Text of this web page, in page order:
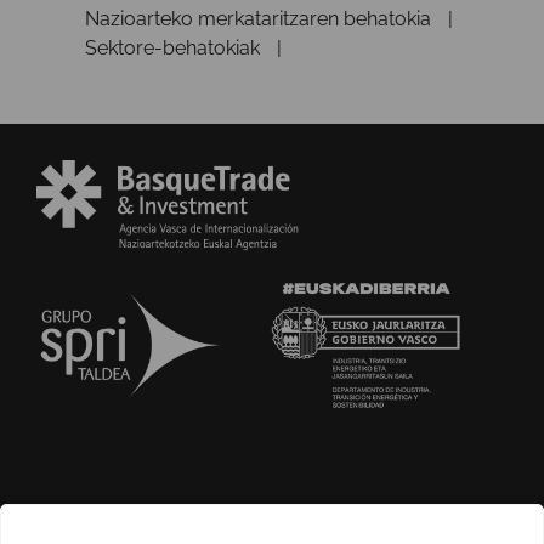
Nazioarteko merkataritzaren behatokia
Sektore-behatokiak